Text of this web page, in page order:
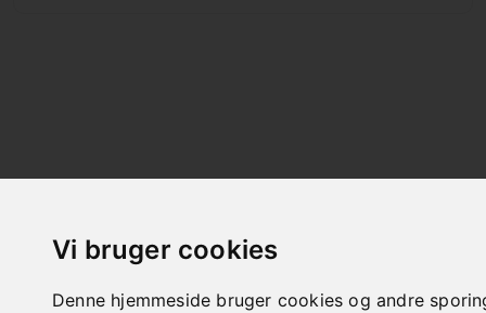
Vi bruger cookies
Denne hjemmeside bruger cookies og andre